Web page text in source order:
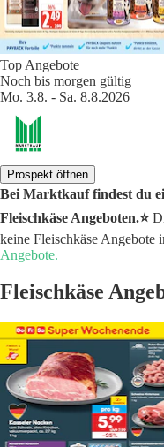
Top Angebote
Noch bis morgen gültig
Mo. 3.8. - Sa. 8.8.2026
Prospekt öffnen
Bei Marktkauf findest du
Fleischkäse Angeboten.⭐️
keine Fleischkäse Angebote
Angebote.
Fleischkäse